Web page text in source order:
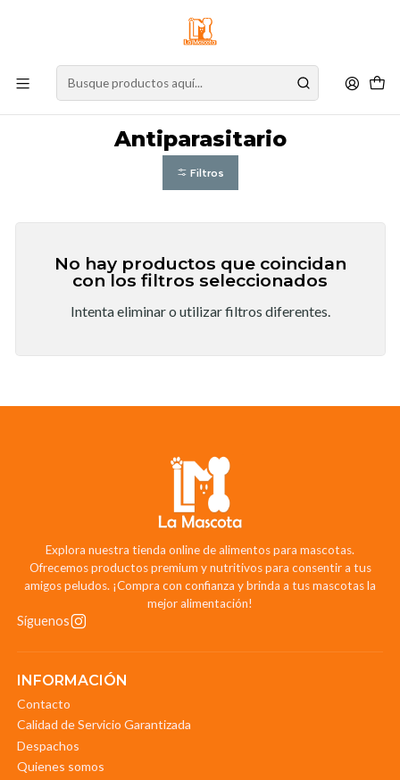
Nuestro stock online es independiente de la tienda física.
Compre por la web para garantizar sus productos y espere nuestra
Inicio Gato
Antiparasitario
Filtros
No hay productos que coincidan
con los filtros seleccionados
Intenta eliminar o utilizar filtros diferentes.
Explora nuestra tienda online de alimentos para mascotas.
Ofrecemos productos premium y nutritivos para consentir a tus
amigos peludos. ¡Compra con confianza y brinda a tus mascotas la
mejor alimentación!
Síguenos
INFORMACIÓN
Contacto
Calidad de Servicio Garantizada
Despachos
Quienes somos